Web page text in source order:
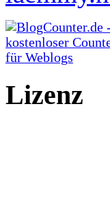
Lizenz